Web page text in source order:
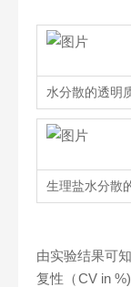
水分散的透明
生理盐水分散
由实验结果可
复性（CV in